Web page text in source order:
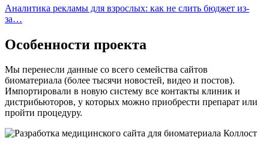
Аналитика рекламы для взрослых: как не слить бюджет из-
за…
Особенности проекта
Мы перенесли данные со всего семейства сайтов
биоматериала (более тысячи новостей, видео и постов).
Импортировали в новую систему все контакты клиник и
дистрибьюторов, у которых можно приобрести препарат или
пройти процедуру.